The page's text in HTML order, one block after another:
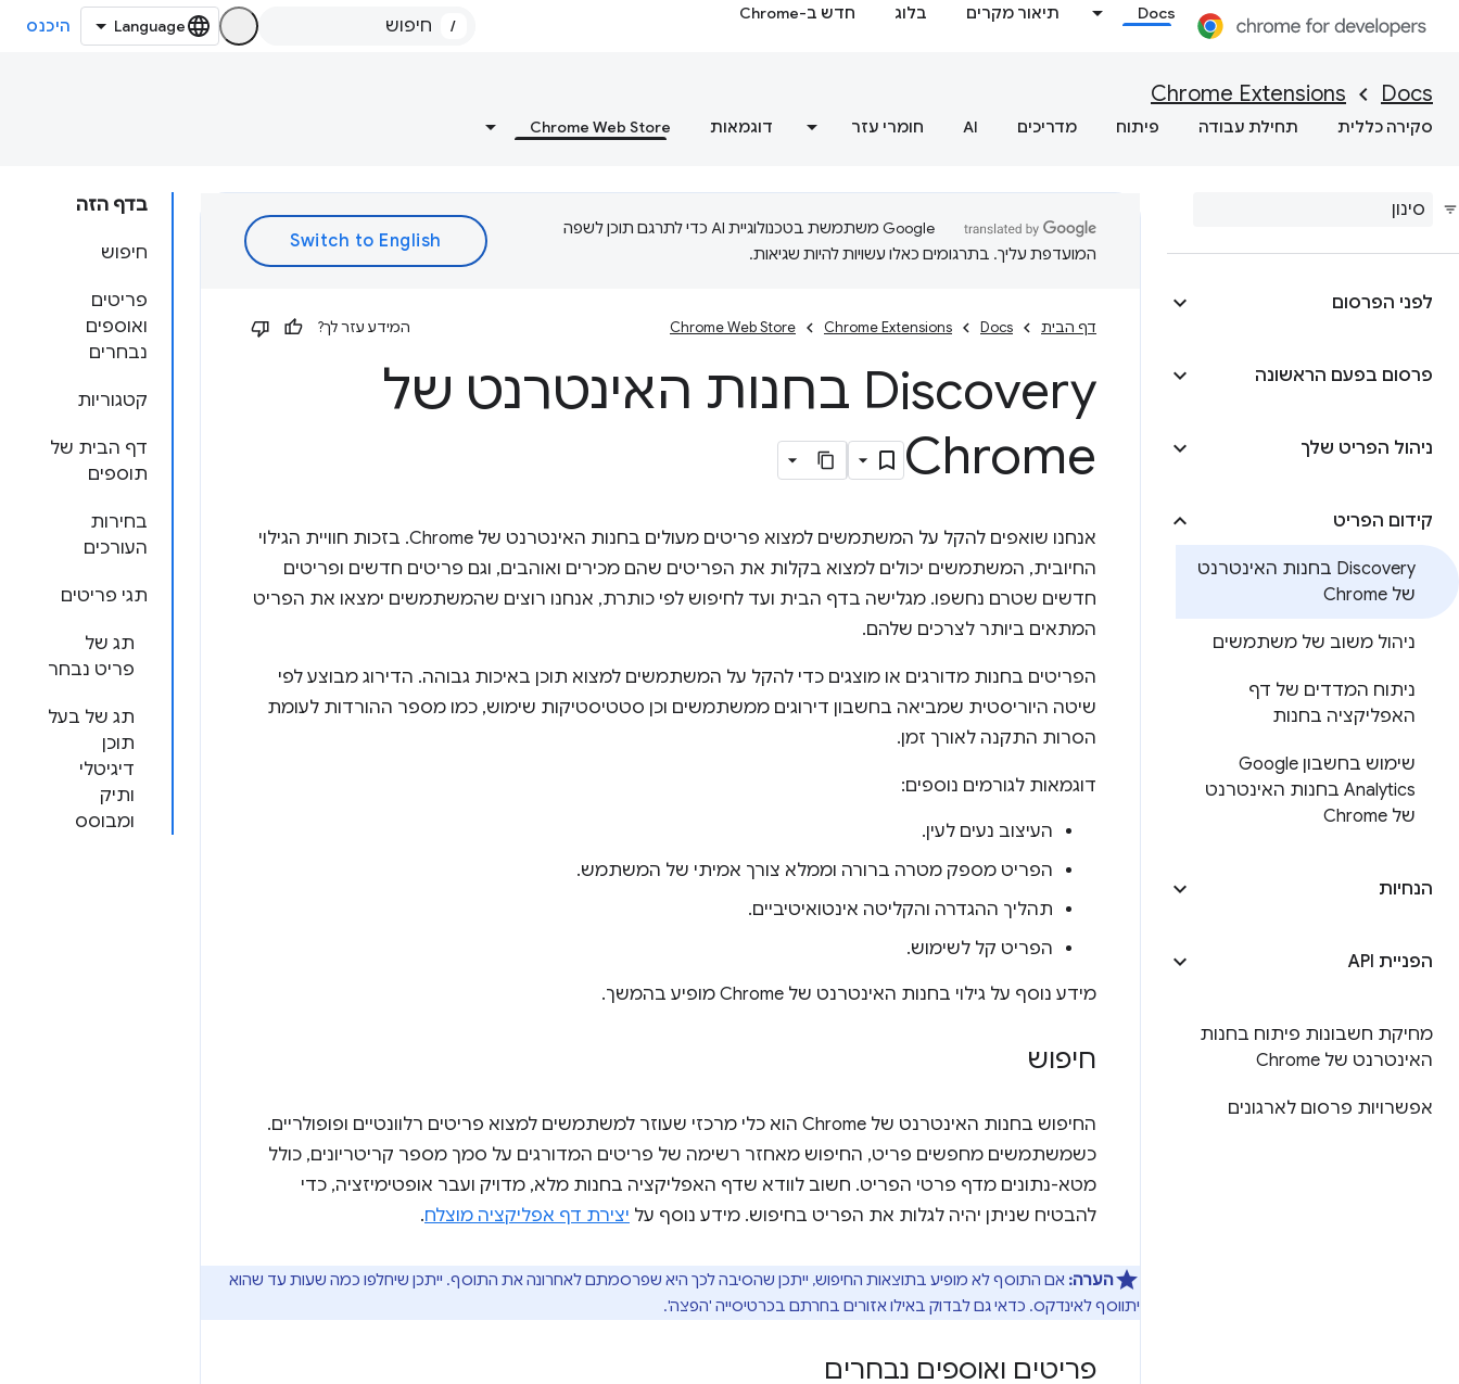
Docs תיאור מקרים בלוג חדש ב-Chrome
/ היכנס
Docs
Chrome Extensions
סקירה כללית תחילת עבודה פיתוח מדריכים AI חומרי עזר דוגמאות Chrome Web Store
לפני הפרסום
פרסום בפעם הראשונה
ניהול הפריט שלך
קידום הפריט
Discovery בחנות האינטרנט
של Chrome
ניהול משוב של משתמשים
ניתוח המדדים של דף
האפליקציה בחנות
שימוש בחשבון Google
Analytics בחנות האינטרנט
של Chrome
הנחיות
הפניית API
מחיקת חשבונות פיתוח בחנות
האינטרנט של Chrome
אפשרויות פרסום לארגונים
בדף הזה
חיפוש
פריטים
ואוספים
נבחרים
קטגוריות
דף הבית של
תוספים
בחירות
העורכים
תגי פריטים
תג של
פריט נבחר
תג של בעל
תוכן
דיגיטלי
ותיק
ומבוסס
‫Google משתמשת בטכנולוגיית AI כדי לתרגם תוכן לשפה
המועדפת עליך. בתרגומים כאלו עשויות להיות שגיאות.
דף הבית Docs
Chrome Extensions
Chrome Web Store המידע עזר לך?
Discovery בחנות האינטרנט של
Chrome
אנחנו שואפים להקל על המשתמשים למצוא פריטים מעולים בחנות האינטרנט של Chrome. בזכות חוויית הגילוי
החיובית, המשתמשים יכולים למצוא בקלות את הפריטים שהם מכירים ואוהבים, וגם פריטים חדשים ופריטים
חדשים שטרם נחשפו. מגלישה בדף הבית ועד לחיפוש לפי כותרת, אנחנו רוצים שהמשתמשים ימצאו את הפריט
המתאים ביותר לצרכים שלהם.
הפריטים בחנות מדורגים או מוצגים כדי להקל על המשתמשים למצוא תוכן באיכות גבוהה. הדירוג מבוצע לפי
שיטה היוריסטית שמביאה בחשבון דירוגים ממשתמשים וכן סטטיסטיקות שימוש, כמו מספר ההורדות לעומת
הסרות התקנה לאורך זמן.
דוגמאות לגורמים נוספים:
העיצוב נעים לעין.
הפריט מספק מטרה ברורה וממלא צורך אמיתי של המשתמש.
תהליך ההגדרה והקליטה אינטואיטיביים.
הפריט קל לשימוש.
מידע נוסף על גילוי בחנות האינטרנט של Chrome מופיע בהמשך.
חיפוש
החיפוש בחנות האינטרנט של Chrome הוא כלי מרכזי שעוזר למשתמשים למצוא פריטים רלוונטיים ופופולריים.
כשמשתמשים מחפשים פריט, החיפוש מאחזר רשימה של פריטים המדורגים על סמך מספר קריטריונים, כולל
מטא-נתונים מדף פרטי הפריט. חשוב לוודא שדף האפליקציה בחנות מלא, מדויק ועבר אופטימיזציה, כדי
להבטיח שניתן יהיה לגלות את הפריט בחיפוש. מידע נוסף על יצירת דף אפליקציה מוצלח.
הערה: אם התוסף לא מופיע בתוצאות החיפוש, ייתכן שהסיבה לכך היא שפרסמתם לאחרונה את התוסף. ייתכן שיחלפו כמה שעות עד שהוא
יתווסף לאינדקס. כדאי גם לבדוק באילו אזורים בחרתם בכרטיסייה 'הפצה'.
פריטים ואוספים נבחרים